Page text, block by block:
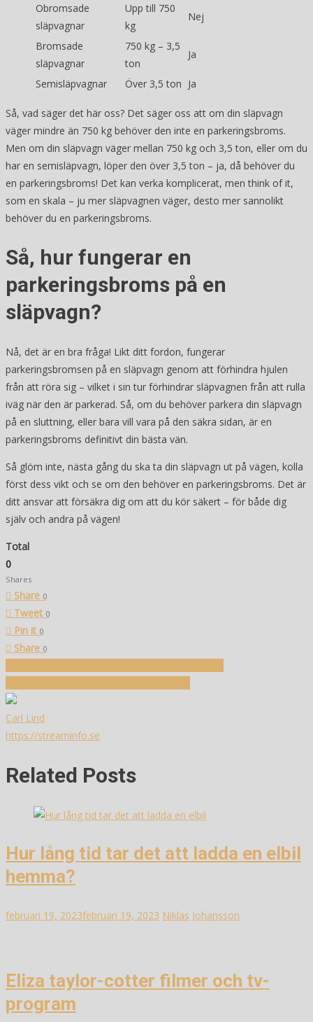
Obromsade
släpvagnar
Upp till 750
kg
Nej
Bromsade
släpvagnar
750 kg – 3,5
ton
Ja
Semisläpvagnar Över 3,5 ton Ja
Så, vad säger det här oss? Det säger oss att om din släpvagn
väger mindre än 750 kg behöver den inte en parkeringsbroms.
Men om din släpvagn väger mellan 750 kg och 3,5 ton, eller om du
har en semisläpvagn, löper den över 3,5 ton – ja, då behöver du
en parkeringsbroms! Det kan verka komplicerat, men think of it,
som en skala – ju mer släpvagnen väger, desto mer sannolikt
behöver du en parkeringsbroms.
Så, hur fungerar en
parkeringsbroms på en
släpvagn?
Nå, det är en bra fråga! Likt ditt fordon, fungerar
parkeringsbromsen på en släpvagn genom att förhindra hjulen
från att röra sig – vilket i sin tur förhindrar släpvagnen från att rulla
iväg när den är parkerad. Så, om du behöver parkera din släpvagn
på en sluttning, eller bara vill vara på den säkra sidan, är en
parkeringsbroms definitivt din bästa vän.
Så glöm inte, nästa gång du ska ta din släpvagn ut på vägen, kolla
först dess vikt och se om den behöver en parkeringsbroms. Det är
ditt ansvar att försäkra dig om att du kör säkert – för både dig
själv och andra på vägen!
Total
0
Shares
Share 0
Tweet 0
Pin it 0
Share 0
Inläggsnavigering
Carl Lind
https://streaminfo.se
Related Posts
Hur lång tid tar det att ladda en elbil
hemma?
februari 19, 2023februari 19, 2023 Niklas Johansson
Eliza taylor-cotter filmer och tv-
program